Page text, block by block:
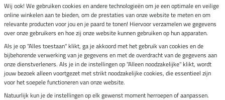
Verzending per
Veilig betalen met
Impressum
Wij ook! We gebruiken cookies en andere technologieën om je een optimale en veilige
online winkelen aan te bieden, om de prestaties van onze website te meten en om
relevante producten voor jou en je paard te tonen! Hiervoor verzamelen we gegevens
over onze gebruikers en hoe zij onze website kunnen gebruiken op hun apparaten.
Als je op "Alles toestaan" klikt, ga je akkoord met het gebruik van cookies en de
bijbehorende verwerking van je gegevens en met de overdracht van de gegevens aan
onze dienstverleners. Als je in de instellingen op "Alleen noodzakelijke" klikt, wordt
jouw bezoek alleen voortgezet met strikt noodzakelijke cookies, die essentieel zijn
voor het soepele functioneren van onze website.
Natuurlijk kun je de instellingen op elk gewenst moment herroepen of aanpassen.